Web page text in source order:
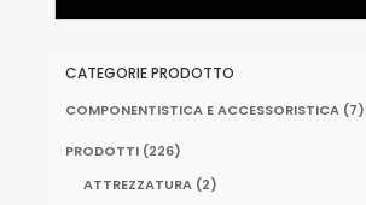
CATEGORIE PRODOTTO
COMPONENTISTICA E ACCESSORISTICA (7)
PRODOTTI (226)
ATTREZZATURA (2)